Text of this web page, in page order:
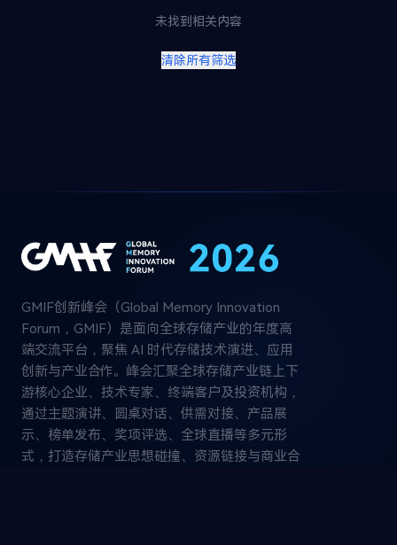
未找到相关内容
清除所有筛选
GMIF创新峰会（Global Memory Innovation
Forum，GMIF）是面向全球存储产业的年度高
端交流平台，聚焦 AI 时代存储技术演进、应用
创新与产业合作。峰会汇聚全球存储产业链上下
游核心企业、技术专家、终端客户及投资机构，
通过主题演讲、圆桌对话、供需对接、产品展
示、榜单发布、奖项评选、全球直播等多元形
式，打造存储产业思想碰撞、资源链接与商业合